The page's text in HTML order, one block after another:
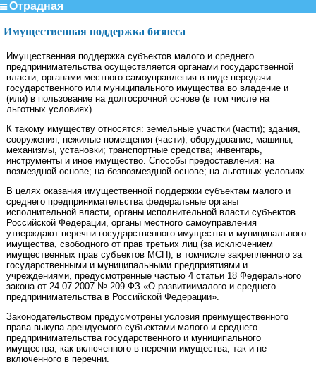
Отрадная
Имущественная поддержка бизнеса
Имущественная поддержка субъектов малого и среднего
предпринимательства осуществляется органами государственной
власти, органами местного самоуправления в виде передачи
государственного или муниципального имущества во владение и
(или) в пользование на долгосрочной основе (в том числе на
льготных условиях).
К такому имуществу относятся: земельные участки (части); здания,
сооружения, нежилые помещения (части); оборудование, машины,
механизмы, установки; транспортные средства; инвентарь,
инструменты и иное имущество. Способы предоставления: на
возмездной основе; на безвозмездной основе; на льготных условиях.
В целях оказания имущественной поддержки субъектам малого и
среднего предпринимательства федеральные органы
исполнительной власти, органы исполнительной власти субъектов
Российской Федерации, органы местного самоуправления
утверждают перечни государственного имущества и муниципального
имущества, свободного от прав третьих лиц (за исключением
имущественных прав субъектов МСП), в томчисле закрепленного за
государственными и муниципальными предприятиями и
учреждениями, предусмотренные частью 4 статьи 18 Федерального
закона от 24.07.2007 № 209-ФЗ «О развитиималого и среднего
предпринимательства в Российской Федерации».
Законодательством предусмотрены условия преимущественного
права выкупа арендуемого субъектами малого и среднего
предпринимательства государственного и муниципального
имущества, как включенного в перечни имущества, так и не
включенного в перечни.